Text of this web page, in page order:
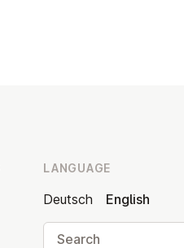
LANGUAGE
Deutsch
English
Search